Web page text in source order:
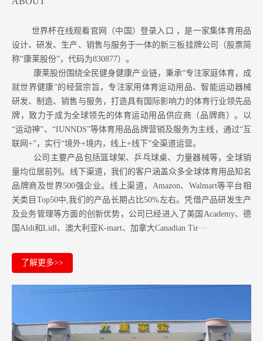
世界杯在线观看官网（中国）登录入口 ，是一家集体育用品
设计、研发、生产、销售与服务于一体的新三板挂牌公司（股票简
称“康莱股份”，代码为830877）。
康莱股份围绕全民健身健康产业链，秉承“专注家庭体育，成
就世界健康”的经营宗旨，专注家用体育运动用品、智能运动器械
研发、制造、销售与服务，打造具有国际影响力的体育行业领先品
牌，致力于成为全球领先的体育运动用品供应商（品牌商）。以
“运动神”、“IUNNDS”等体育用品品牌营销及服务为主线，通过“互
联网+”，实行“境外+境内，线上+线下”全渠道运营。
公司主要产品包括篮球架、乒乓球桌、力量器械等，全球销
量均位居前列。 线下渠道，我们的客户涵盖众多全球体育用品知名
品牌商及世界500强企业。 线上渠道，Amazon、Walmart等平台相
关类目Top50中,我们的产品长期占比50%左右。凭借产品研发生产
及业务管理等方面的创新优势，公司已经进入了美国Academy、德
国Aldi和Lidl、澳大利亚K-mart、加拿大Canadian Tir···
了解更多>>